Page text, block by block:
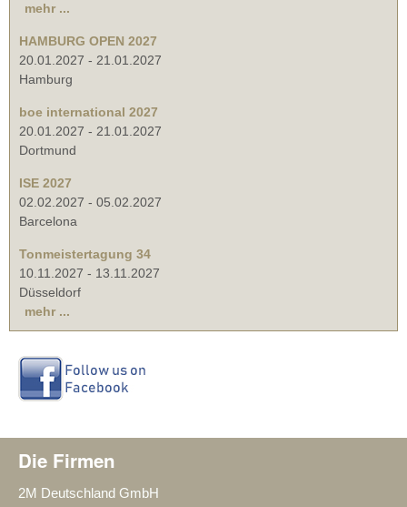
mehr ...
HAMBURG OPEN 2027
20.01.2027 - 21.01.2027
Hamburg
boe international 2027
20.01.2027 - 21.01.2027
Dortmund
ISE 2027
02.02.2027 - 05.02.2027
Barcelona
Tonmeistertagung 34
10.11.2027 - 13.11.2027
Düsseldorf
mehr ...
Die Firmen
2M Deutschland GmbH